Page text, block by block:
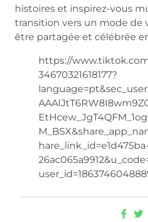
histoires et inspirez-vous
transition vers un mode de
être partagée et célébrée
https://
34670321618177?